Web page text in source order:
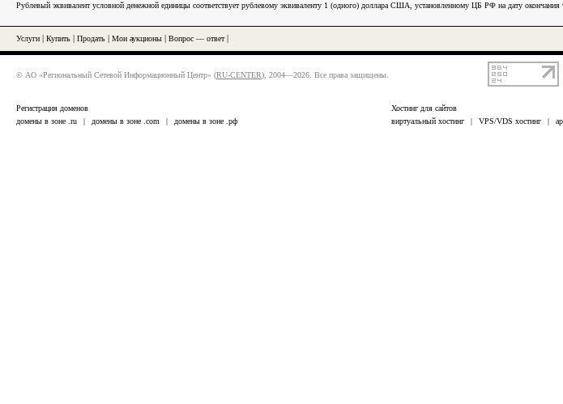
Рублевый эквивалент условной денежной единицы соответствует рублевому эквиваленту 1 (одного) доллара США, установленному ЦБ РФ на дату
Услуги Купить Продать Мои аукционы Вопрос — ответ|
© АО «Региональный Сетевой Информационный Центр» (RU-CENTER), 2004—2026. Все права защищены.
Регистрация доменов
домены в зоне .ru
| домены в зоне .com | домены в зоне .рф
Хостинг для сайтов
виртуальный хостинг
| VPS/VDS хостинг |